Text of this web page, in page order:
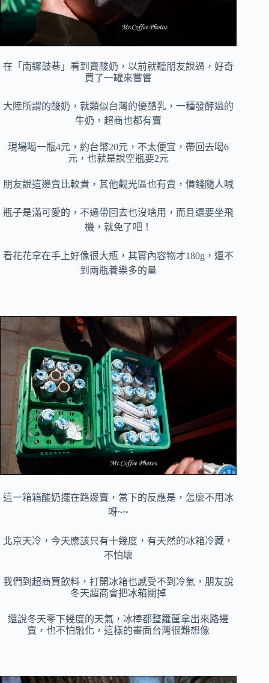
在「南鑼鼓巷」看到賣酸奶，以前就聽朋友說過，好奇
買了一罐來嘗嘗
大陸所謂的酸奶，就類似台灣的優酪乳，一種發酵過的
牛奶，超商也都有賣
現場喝一瓶4元，約台幣20元，不太便宜， 帶回去喝6
元，也就是說空瓶要2元
朋友說這邊賣比較貴，其他觀光區也有賣，價錢隨人喊
瓶子是滿可愛的，不過帶回去也沒啥用，而且還要坐飛
機，就免了吧！
看花花拿在手上好像很大瓶，其實內容物才180g，還不
到兩瓶養樂多的量
這一箱箱酸奶擺在路邊賣，當下的反應是，怎麼不用冰
呀~~
北京天冷，今天應該只有十幾度，有天然的冰箱冷藏，
不怕壞
我們到超商買飲料，打開冰箱也感受不到冷氣，朋友說
冬天超商會把冰箱關掉
還說冬天零下幾度的天氣，冰棒都整籮筐拿出來路邊
賣，也不怕融化，這樣的畫面台灣很難想像